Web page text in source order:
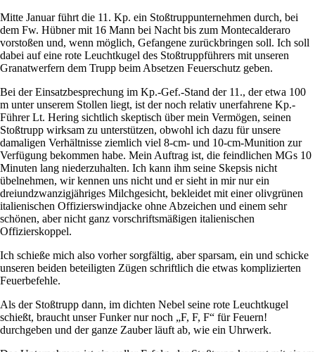
Mitte Januar führt die 11. Kp. ein Stoßtruppunternehmen durch, bei
dem Fw. Hübner mit 16 Mann bei Nacht bis zum Montecalderaro
vorstoßen und, wenn möglich, Gefangene zurückbringen soll. Ich soll
dabei auf eine rote Leuchtkugel des Stoßtruppführers mit unseren
Granatwerfern dem Trupp beim Absetzen Feuerschutz geben.
Bei der Einsatzbesprechung im Kp.-Gef.-Stand der 11., der etwa 100
m unter unserem Stollen liegt, ist der noch relativ unerfahrene Kp.-
Führer Lt. Hering sichtlich skeptisch über mein Vermögen, seinen
Stoßtrupp wirksam zu unterstützen, obwohl ich dazu für unsere
damaligen Verhältnisse ziemlich viel 8-cm- und 10-cm-Munition zur
Verfügung bekommen habe. Mein Auftrag ist, die feindlichen MGs 10
Minuten lang niederzuhalten. Ich kann ihm seine Skepsis nicht
übelnehmen, wir kennen uns nicht und er sieht in mir nur ein
dreiundzwanzigjähriges Milchgesicht, bekleidet mit einer olivgrünen
italienischen Offizierswindjacke ohne Abzeichen und einem sehr
schönen, aber nicht ganz vorschriftsmäßigen italienischen
Offizierskoppel.
Ich schieße mich also vorher sorgfältig, aber sparsam, ein und schicke
unseren beiden beteiligten Zügen schriftlich die etwas komplizierten
Feuerbefehle.
Als der Stoßtrupp dann, im dichten Nebel seine rote Leuchtkugel
schießt, braucht unser Funker nur noch
F, F, F
für Feuern!
durchgeben und der ganze Zauber läuft ab, wie ein Uhrwerk.